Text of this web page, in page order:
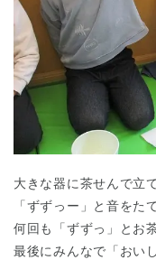
大きな器に茶せんで立
「ずずっー」と音をた
何回も「ずずっ」とお
最後にみんなで「おい